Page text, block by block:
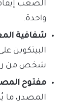
الصعب
واحدة.
شفافية
البيتكوين
شخص من
مفتوح
المصدر،